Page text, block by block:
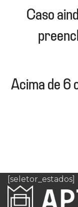
Caso
Acima de 6
[seletor_estados]